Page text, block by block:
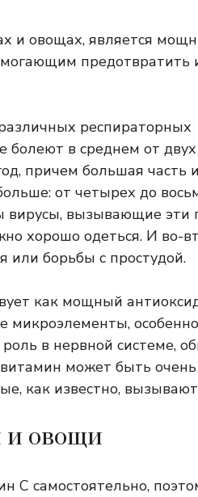
и ​​овощах, является
предотвратить
респираторных
болеют в среднем от
причем большая часть
от четырех до
вызывающие эти
хорошо одеться. И во-
борьбы с простудой.
как мощный
микроэлементы,
в нервной системе,
может быть
как известно,
и овощи
С самостоятельно,